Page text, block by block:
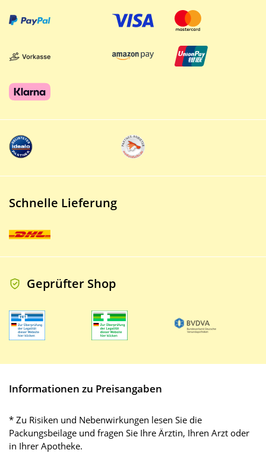
Schnelle Lieferung
Geprüfter Shop
Informationen zu Preisangaben
* Zu Risiken und Nebenwirkungen lesen Sie die
Packungsbeilage und fragen Sie Ihre Ärztin, Ihren Arzt oder
in Ihrer Apotheke.